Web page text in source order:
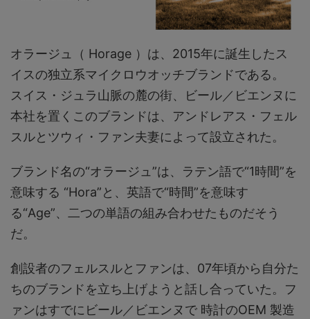
オラージュ（ Horage ）は、2015年に誕生したス
イスの独立系マイクロウオッチブランドである。
スイス・ジュラ山脈の麓の街、ビール／ビエンヌに
本社を置くこのブランドは、アンドレアス・フェル
スルとツウィ・ファン夫妻によって設立された。
ブランド名の“オラージュ”は、ラテン語で“1時間”を
意味する “Hora”と、英語で“時間”を意味す
る“Age”、二つの単語の組み合わせたものだそう
だ。
創設者のフェルスルとファンは、07年頃から自分た
ちのブランドを立ち上げようと話し合っていた。フ
ァンはすでにビール／ビエンヌで 時計のOEM 製造